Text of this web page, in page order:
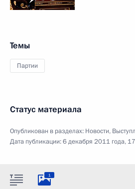
Темы
Партии
Статус материала
Опубликован в разделах: Новости,
Дата публикации:6 декабря 2011 года,
1